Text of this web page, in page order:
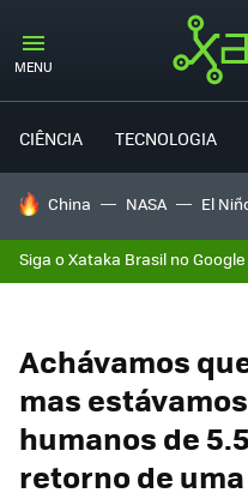
MENU
CIÊNCIA TECNOLOGIA
TENDÊNCIAS DO DIA
China NASA El
Siga o Xataka Brasil no
Achávamos
mas
humanos de
retorno de